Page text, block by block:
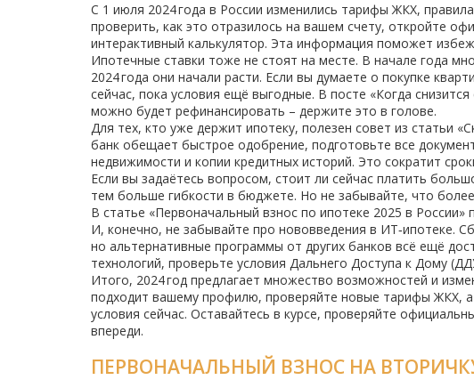
С 1 июля 2024 года в России изменились тарифы ЖКХ,
проверить, как это отразилось на вашем счету, откройте
интерактивный калькулятор. Эта информация поможет
Ипотечные ставки тоже не стоят на месте. В начале года
2024 года они начали расти. Если вы думаете о покупке
сейчас, пока условия ещё выгодные. В посте «Когда
можно будет рефинансировать – держите это в голове.
Для тех, кто уже держит ипотеку, полезен совет из статьи
банк обещает быстрое одобрение, подготовьте все
недвижимости и копии кредитных историй. Это сократит
Если вы задаётесь вопросом, стоит ли сейчас платить
тем больше гибкости в бюджете. Но не забывайте, что
В статье «Первоначальный взнос по ипотеке 2025 в
И, конечно, не забывайте про нововведения в ИТ‑ипотеке.
но альтернативные программы от других банков всё ещё
технологий, проверьте условия Дальнего Доступа к Дому
Итого, 2024 год предлагает множество возможностей и
подходит вашему профилю, проверяйте новые тарифы ЖКХ, а
условия сейчас. Оставайтесь в курсе, проверяйте
впереди.
ПЕРВОНАЧАЛЬНЫЙ ВЗНОС НА